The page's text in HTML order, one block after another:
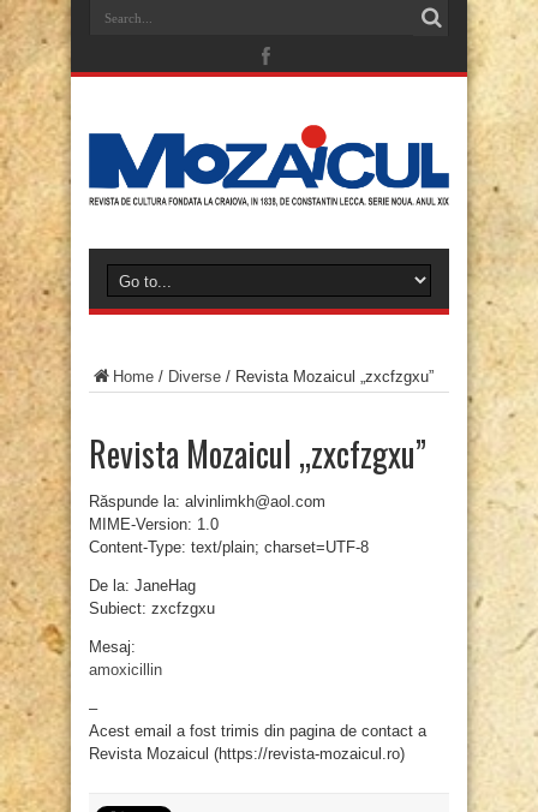
Home / Diverse / Revista Mozaicul „zxcfzgxu”
Revista Mozaicul „zxcfzgxu”
Răspunde la: alvinlimkh@aol.com
MIME-Version: 1.0
Content-Type: text/plain; charset=UTF-8
De la: JaneHag
Subiect: zxcfzgxu
Mesaj:
amoxicillin
–
Acest email a fost trimis din pagina de contact a
Revista Mozaicul (https://revista-mozaicul.ro)